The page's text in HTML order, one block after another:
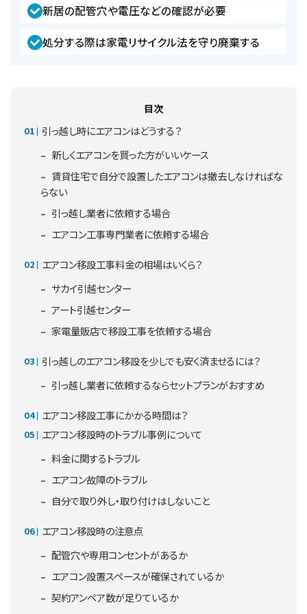
新居の配管穴や電圧などの確認が必要
処分する際は家電リサイクル法を守り廃棄する
目次
引っ越し時にエアコンはどうする？
新しくエアコンを買った方がいいケース
賃貸住宅で自分で設置したエアコンは撤去しなければな
らない
引っ越し業者に依頼する場合
エアコン工事専門業者に依頼する場合
エアコン移設工事料金の相場はいくら？
サカイ引越センター
アート引越センター
家電量販店で移設工事を依頼する場合
引っ越しのエアコン移設を少しでも安く済ませるには？
引っ越し業者に依頼するならセットプランがおすすめ
エアコン移設工事にかかる時間は？
エアコン移設時のトラブル事例について
料金に関するトラブル
エアコン故障のトラブル
自分で取り外し・取り付けはしないこと
エアコン移設時の注意点
配管穴や専用コンセントがあるか
エアコン設置スペースが確保されているか
契約アンペア数が足りているか